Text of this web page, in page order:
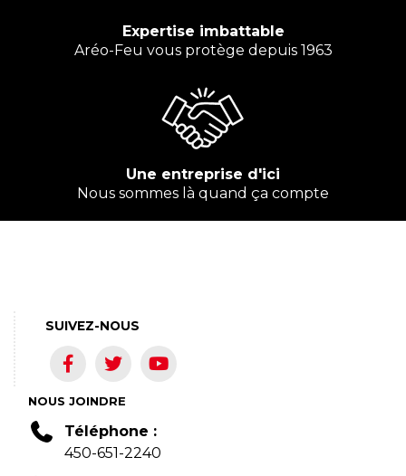
Expertise imbattable
Aréo-Feu vous protège depuis 1963
Une entreprise d'ici
Nous sommes là quand ça compte
NOUS JOINDRE
Téléphone :
450-651-2240
SUIVEZ-NOUS